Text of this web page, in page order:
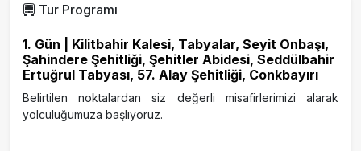
Tur Programı
1. Gün | Kilitbahir Kalesi, Tabyalar, Seyit Onbaşı,
Şahindere Şehitliği, Şehitler Abidesi, Seddülbahir
Ertuğrul Tabyası, 57. Alay Şehitliği, Conkbayırı
Belirtilen noktalardan siz değerli misafirlerimizi alarak
yolculuğumuza başlıyoruz.